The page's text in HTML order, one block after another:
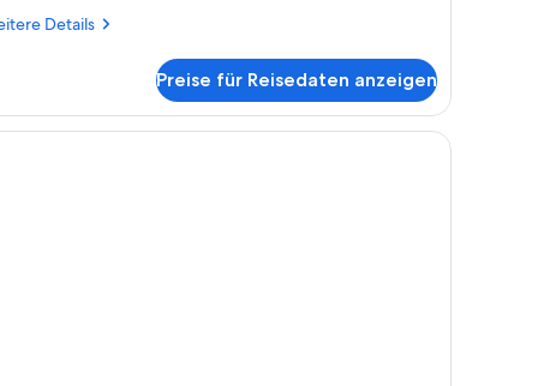
Details
Preise für Reisedaten anzeigen
WLAN, Bettwäsche